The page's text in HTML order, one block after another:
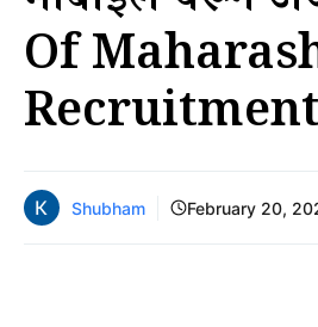
Of
Shubham February 20,